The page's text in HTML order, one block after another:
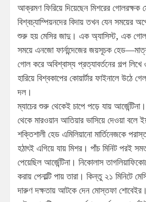
আক্রমণ ফিরিয়ে দিয়েছেন মিশরের
বিশ্বচ্যাম্পিয়নদের বিদায় তখন যেন সময়ের
শুরু হয় মেসির জাদু। এক অ্যাসিস্ট, এক
সময়ে এনজো ফার্নান্দেজের জয়সূচক
গোল করে অবিশ্বাস্য প্রত্যাবর্তনের গল্প
হারিয়ে বিশ্বকাপের কোয়ার্টার ফাইনালে উঠে
দল।
ম্যাচের শুরু থেকেই চাপে পড়ে যায় আর্জেন্টিনা।
থেকে মারওয়ান আতিয়ার ভাসিয়ে দেওয়া বলে
শক্তিশালী হেড এমিলিয়ানো মার্তিনেজকে
হঠাৎই এগিয়ে যায় মিশর। পাঁচ মিনিট পরই
পেয়েছিল আর্জেন্টিনা। নিকোলাস
করায় পেনাল্টি পায় তারা। কিন্তু ২১ মিনিটে
দারুণ দক্ষতায় আটকে দেন মোস্তফা শোবেইর।